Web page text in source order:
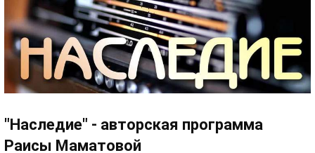
"Наследие" - авторская программа
Раисы Маматовой